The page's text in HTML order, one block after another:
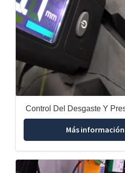
Control Del Desgaste Y
Más información